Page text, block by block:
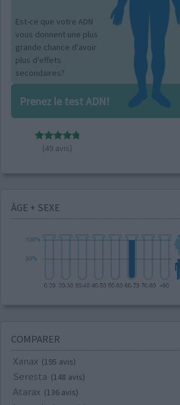
Est-ce que votre ADN
vous donnent une plus
grande chance d'avoir
plus d'effets
secondaires?
Prenez le test ADN!
(49 avis)
ÂGE + SEXE
COMPARER
Xanax (195 avis)
Seresta (148 avis)
Atarax (136 avis)